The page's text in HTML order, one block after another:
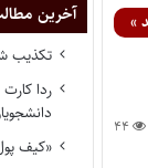
»
۴۴
آخرین
تکذیب
ردا
دانشجویان
«کیف